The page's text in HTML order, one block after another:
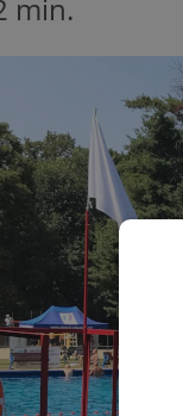
min.